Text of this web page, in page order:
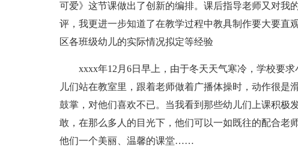
可爱》这节课做出了创新的编排。课后指导老师又对我
评，我更进一步知道了在教学过程中教具制作要大要直
区各班级幼儿的实际情况拟定等经验
xxxx年12月6日早上，由于冬天天气寒冷，学校要
儿们站在教室里，跟着老师做着广播体操时，动作很是
鼓掌，对他们喜欢不已。当我看到那些幼儿们上课积极
敢，在那么多人的目光下，他们可以一如既往的配合老
他们一个美丽、温馨的课堂……